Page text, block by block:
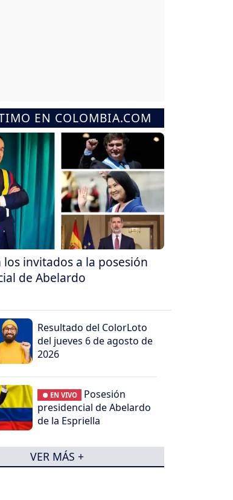
EN COLOMBIA.COM
los invitados a la posesión
de Abelardo
Resultado del ColorLoto
del jueves 6 de agosto de
2026
● EN VIVO
Posesión
presidencial de Abelardo
de la Espriella
VER MÁS +